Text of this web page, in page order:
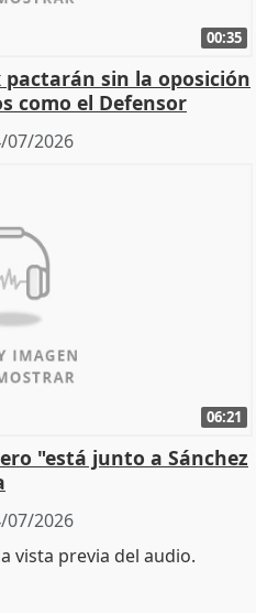
00:35
pactarán sin la oposición
como el Defensor
07/2026
06:21
"está junto a Sánchez
07/2026